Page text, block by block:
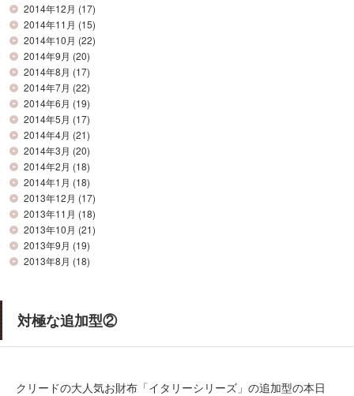
2014年12月 (17)
2014年11月 (15)
2014年10月 (22)
2014年9月 (20)
2014年8月 (17)
2014年7月 (22)
2014年6月 (19)
2014年5月 (17)
2014年4月 (21)
2014年3月 (20)
2014年2月 (18)
2014年1月 (18)
2013年12月 (17)
2013年11月 (18)
2013年10月 (21)
2013年9月 (19)
2013年8月 (18)
対極な追加型②
クリードの大人気お財布「イタリーシリーズ」の追加型の本日